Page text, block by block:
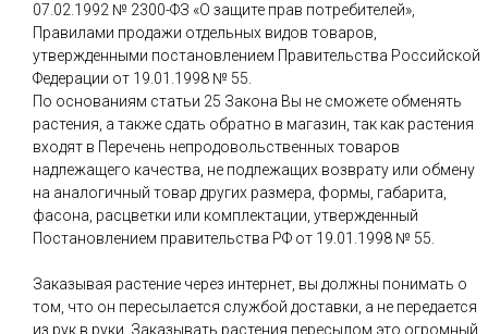
07.02.1992 № 2300-ФЗ «О защите прав потребителей»,
Правилами продажи отдельных видов товаров,
утвержденными постановлением Правительства Российской
Федерации от 19.01.1998 № 55.
По основаниям статьи 25 Закона Вы не сможете обменять
растения, а также сдать обратно в магазин, так как растения
входят в Перечень непродовольственных товаров
надлежащего качества, не подлежащих возврату или обмену
на аналогичный товар других размера, формы, габарита,
фасона, расцветки или комплектации, утвержденный
Постановлением правительства РФ от 19.01.1998 № 55.
Заказывая растение через интернет, вы должны понимать о
том, что он пересылается службой доставки, а не передается
из рук в руки. Заказывать растения пересылом это огромный